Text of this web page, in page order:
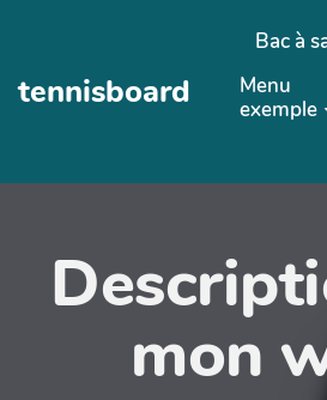
Aller au contenu principal
tennisboard
Bac à
Menu
exemple
mon